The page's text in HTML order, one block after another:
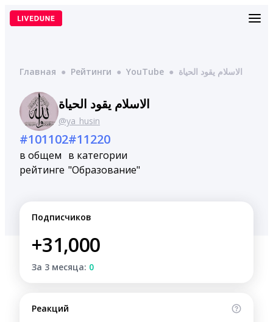
Перейти
Главная ● Рейтинги ● YouTube ● الاسلام يقود الحياة
الاسلام يقود الحياة
@ya_husin
#101102
в общем
рейтинге
#11220
в категории
"Образование"
Подписчиков
+31,000
За 3 месяца: 0
Реакций